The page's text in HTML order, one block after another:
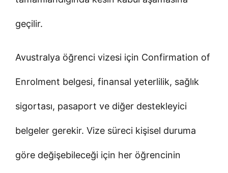
geçilir.
Avustralya öğrenci vizesi için Confirmation of
Enrolment belgesi, finansal yeterlilik, sağlık
sigortası, pasaport ve diğer destekleyici
belgeler gerekir. Vize süreci kişisel duruma
göre değişebileceği için her öğrencinin